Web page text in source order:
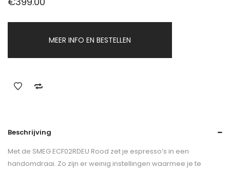
MEER INFO EN BESTELLEN
Beschrijving
Met de SMEG ECF02RDEU Rood zet je espresso’s in een
handomdraai. Zo zijn er weinig instellingen waarmee je te